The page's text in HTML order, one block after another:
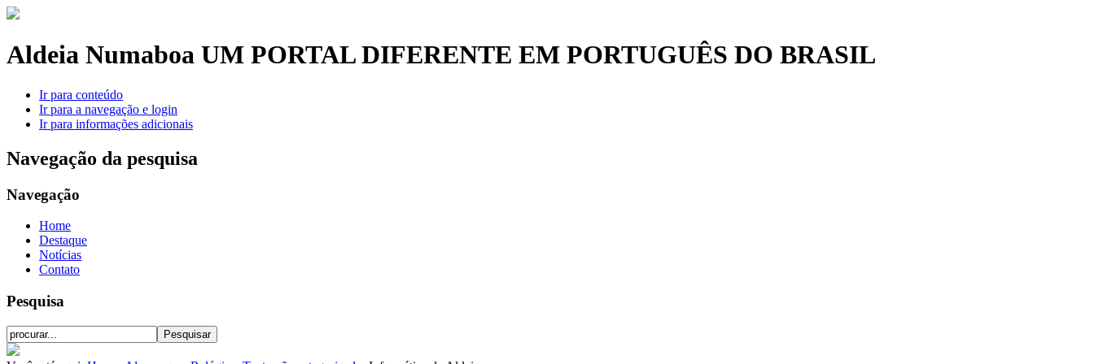
Aldeia Numaboa UM PORTAL DIFERENTE EM PORTUGUÊS DO BRASIL
Ir para conteúdo
Ir para a navegação e login
Ir para informações adicionais
Navegação da pesquisa
Navegação
Home
Destaque
Notícias
Contato
Pesquisa